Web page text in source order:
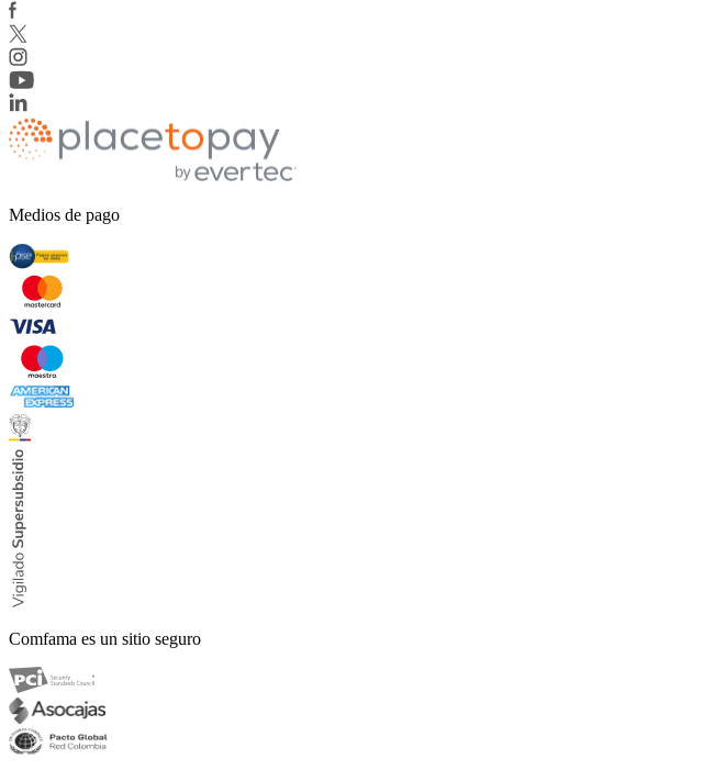
Medios de pago
Comfama es un sitio seguro